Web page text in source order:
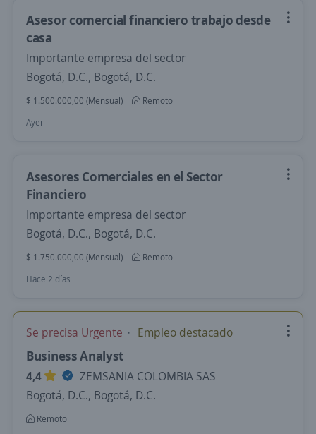
Asesor comercial financiero trabajo desde
casa
Importante empresa del sector
Bogotá, D.C., Bogotá, D.C.
$ 1.500.000,00 (Mensual)
Remoto
Ayer
Asesores Comerciales en el Sector
Financiero
Importante empresa del sector
Bogotá, D.C., Bogotá, D.C.
$ 1.750.000,00 (Mensual)
Remoto
Hace 2 días
Se precisa Urgente Empleo destacado
Business Analyst
4,4
ZEMSANIA COLOMBIA SAS
Bogotá, D.C., Bogotá, D.C.
Remoto